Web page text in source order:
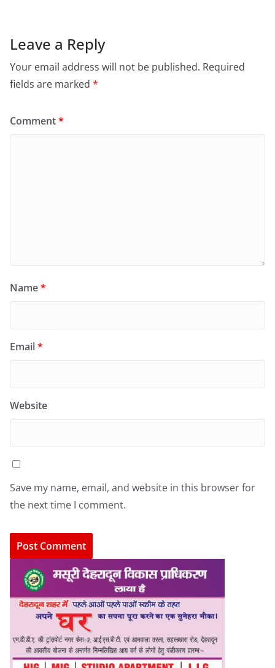
Leave a Reply
Your email address will not be published. Required
fields are marked *
Comment*
Name*
Email*
Website
Save my name, email, and website in this browser for
the next time I comment.